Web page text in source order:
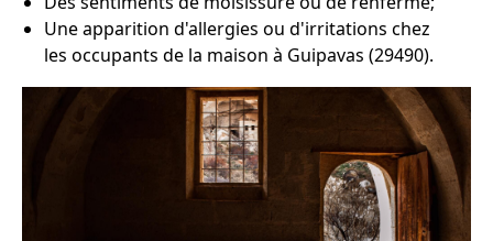
Une apparition d'allergies ou d'irritations chez
les occupants de la maison à Guipavas (29490).